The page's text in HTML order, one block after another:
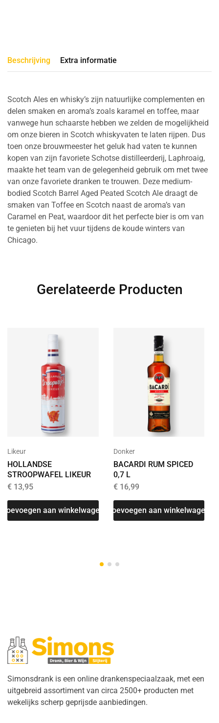
Beschrijving Extra informatie
Scotch Ales en whisky’s zijn natuurlijke complementen en
delen smaken en aroma’s zoals karamel en toffee, maar
vanwege hun schaarste hebben we zelden de mogelijkheid
om onze bieren in Scotch whiskyvaten te laten rijpen. Dus
toen onze brouwmeester het geluk had vaten te kunnen
kopen van zijn favoriete Schotse distilleerderij, Laphroaig,
maakte het team van de gelegenheid gebruik om met twee
van onze favoriete dranken te trouwen. Deze medium-
bodied Scotch Barrel Aged Peated Scotch Ale draagt ​​de
smaken van Toffee en Scotch naast de aroma’s van
Caramel en Peat, waardoor dit het perfecte bier is om van
te genieten bij het vuur tijdens de koude winters van
Chicago.
Gerelateerde Producten
Likeur
HOLLANDSE
STROOPWAFEL LIKEUR
€ 13,95
Toevoegen aan winkelwagen
Donker
BACARDI RUM SPICED
0,7 L
€16,99
Toevoegen aan winkelwagen
Simonsdrank is een online drankenspeciaalzaak, met een
uitgebreid assortiment van circa 2500+ producten met
wekelijks scherp geprijsde aanbiedingen.